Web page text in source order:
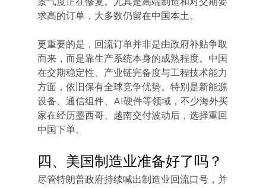
求高的订单，大多数仍留在中国本土。
更重要的是，回流订单并非是由政府补贴争取
而来，而是靠生产系统本身的成熟程度。中国
在交期稳定性、产业链完备度与工程技术能力
方面，依旧保有全球竞争优势。特别是新能源
设备、通信组件、AI硬件等领域，不少海外买
家在经历墨西哥、越南交付波动后，选择重回
中国下单。
四、美国制造业准备好了吗？
尽管特朗普政府持续喊出制造业回流口号，并